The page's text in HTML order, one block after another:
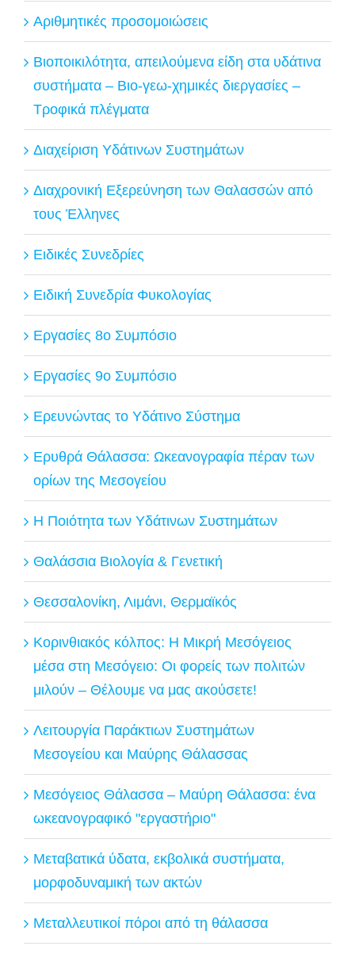
Αριθμητικές προσομοιώσεις
Βιοποικιλότητα, απειλούμενα είδη στα υδάτινα
συστήματα – Βιο-γεω-χημικές διεργασίες –
Τροφικά πλέγματα
Διαχείριση Υδάτινων Συστημάτων
Διαχρονική Εξερεύνηση των Θαλασσών από
τους Έλληνες
Ειδικές Συνεδρίες
Ειδική Συνεδρία Φυκολογίας
Εργασίες 8ο Συμπόσιο
Εργασίες 9ο Συμπόσιο
Ερευνώντας το Υδάτινο Σύστημα
Ερυθρά Θάλασσα: Ωκεανογραφία πέραν των
ορίων της Μεσογείου
Η Ποιότητα των Υδάτινων Συστημάτων
Θαλάσσια Βιολογία & Γενετική
Θεσσαλονίκη, Λιμάνι, Θερμαϊκός
Κορινθιακός κόλπος: Η Μικρή Μεσόγειος
μέσα στη Μεσόγειο: Οι φορείς των πολιτών
μιλούν – Θέλουμε να μας ακούσετε!
Λειτουργία Παράκτιων Συστημάτων
Μεσογείου και Μαύρης Θάλασσας
Μεσόγειος Θάλασσα – Μαύρη Θάλασσα: ένα
ωκεανογραφικό "εργαστήριο"
Μεταβατικά ύδατα, εκβολικά συστήματα,
μορφοδυναμική των ακτών
Μεταλλευτικοί πόροι από τη θάλασσα